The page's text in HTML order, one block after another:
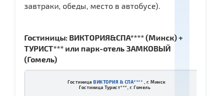
завтраки, обеды, место в автобусе).
Гостиницы: ВИКТОРИЯ&СПА**** (Минск) +
ТУРИСТ*** или парк-отель ЗАМКОВЫЙ
(Гомель)
Гостиница ВИКТОРИЯ & СПА****
г. Минск
Гостиница Турист***, г. Гомель